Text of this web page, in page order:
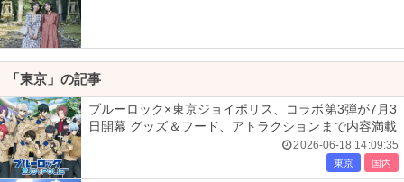
「東京」の記事
ブルーロック×東京ジョイポリス、コラボ第3弾が7月3
日開幕 グッズ＆フード、アトラクションまで内容満載
2026-06-18 14:09:35
東京 国内